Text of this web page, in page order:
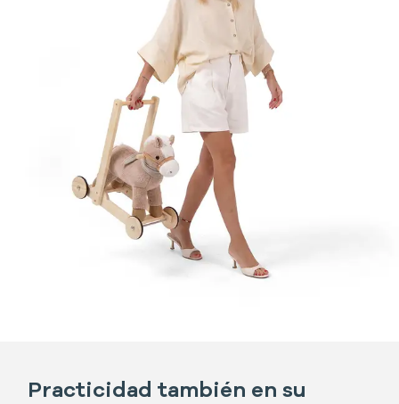
Practicidad también en su